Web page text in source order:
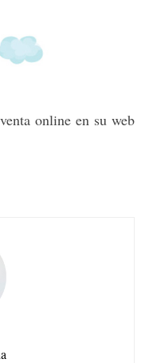
online en su web